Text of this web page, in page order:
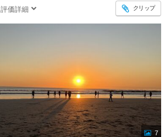
評価詳細 クリップ
7